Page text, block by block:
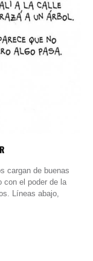
cargan de buenas
con el poder de la
Líneas abajo,